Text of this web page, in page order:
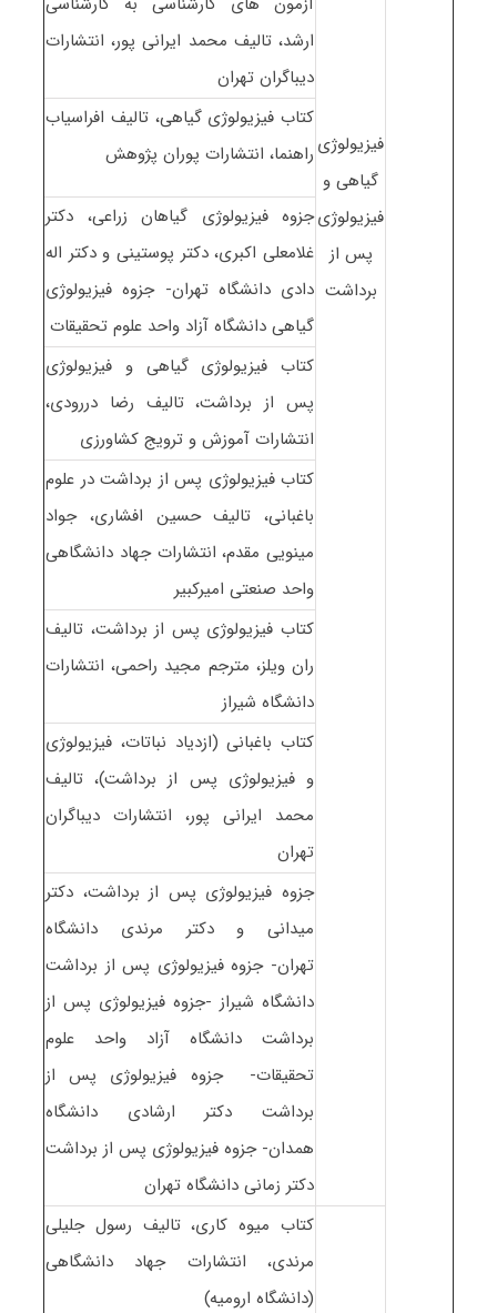
فیزیولوژی
گیاهی و
فیزیولوژی
پس از
برداشت
ارشد، تالیف محمد ایرانی پور، انتشارات
دیباگران تهران
کتاب فیزیولوژی گیاهی، تالیف افراسیاب
راهنما، انتشارات پوران پژوهش
جزوه فیزیولوژی گیاهان زراعی، دکتر
غلامعلی اکبری، دکتر پوستینی و دکتر اله
دادی دانشگاه تهران- جزوه فیزیولوژی
گیاهی دانشگاه آزاد واحد علوم تحقیقات
کتاب فیزیولوژی گیاهی و فیزیولوژی
پس از برداشت، تالیف رضا دررودی،
انتشارات آموزش و ترویج کشاورزی
کتاب فیزیولوژی پس از برداشت در علوم
باغبانی، تالیف حسین افشاری، جواد
مینویی مقدم، انتشارات جهاد دانشگاهی
واحد صنعتی امیرکبیر
کتاب فیزیولوژی پس از برداشت، تالیف
ران ویلز، مترجم مجید راحمی، انتشارات
دانشگاه شیراز
کتاب باغبانی (ازدیاد نباتات، فیزیولوژی
و فیزیولوژی پس از برداشت)، تالیف
محمد ایرانی پور، انتشارات دیباگران
تهران
جزوه فیزیولوژی پس از برداشت، دکتر
میدانی و دکتر مرندی دانشگاه
تهران- جزوه فیزیولوژی پس از برداشت
دانشگاه شیراز -جزوه فیزیولوژی پس از
برداشت دانشگاه آزاد واحد علوم
تحقیقات- جزوه فیزیولوژی پس از
برداشت دکتر ارشادی دانشگاه
همدان- جزوه فیزیولوژی پس از برداشت
دکتر زمانی دانشگاه تهران
کتاب میوه کاری، تالیف رسول جلیلی
مرندی، انتشارات جهاد دانشگاهی
(دانشگاه ارومیه)